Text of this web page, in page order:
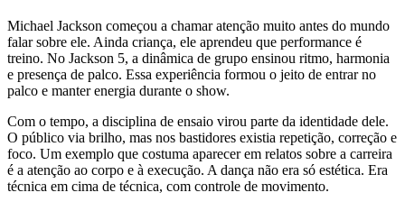
Michael Jackson começou a chamar atenção muito antes do mundo
falar sobre ele. Ainda criança, ele aprendeu que performance é
treino. No Jackson 5, a dinâmica de grupo ensinou ritmo, harmonia
e presença de palco. Essa experiência formou o jeito de entrar no
palco e manter energia durante o show.
Com o tempo, a disciplina de ensaio virou parte da identidade dele.
O público via brilho, mas nos bastidores existia repetição, correção e
foco. Um exemplo que costuma aparecer em relatos sobre a carreira
é a atenção ao corpo e à execução. A dança não era só estética. Era
técnica em cima de técnica, com controle de movimento.